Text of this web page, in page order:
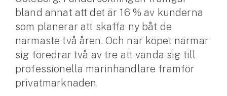
Motorcykel
Mc-försäkring
Märkesförsäkringar
bland annat att det är 16 % av kunderna
som planerar att skaffa ny båt de
närmaste två åren. Och när köpet närmar
sig föredrar två av tre att vända sig till
professionella marinhandlare framför
privatmarknaden.